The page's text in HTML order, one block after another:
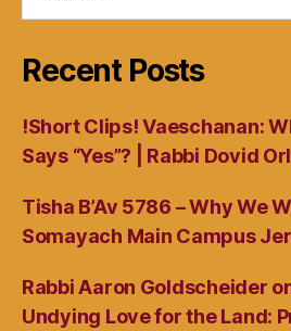
Recent Posts
!Short Clips! Vaeschanan:
Says “Yes”? | Rabbi Dovid
Tisha B’Av 5786 – Why We
Somayach Main Campus
Rabbi Aaron Goldscheider
Undying Love for the Land: